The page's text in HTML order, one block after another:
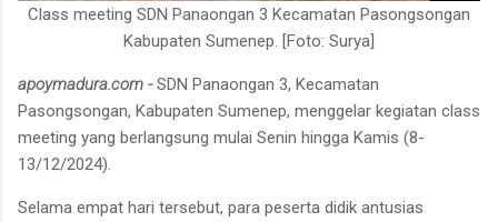
Class meeting SDN Panaongan 3 Kecamatan Pasongsongan
Kabupaten Sumenep. [Foto: Surya]
apoymadura.com -SDN Panaongan 3, Kecamatan
Pasongsongan, Kabupaten Sumenep, menggelar kegiatan class
meeting yang berlangsung mulai Senin hingga Kamis (8-
13/12/2024).
Selama empat hari tersebut, para peserta didik antusias